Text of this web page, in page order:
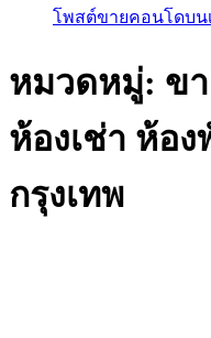
โพสต์ขายคอนโดบน
หมวดหมู่: ข
ห้องเช่า ห้อ
กรุงเทพ